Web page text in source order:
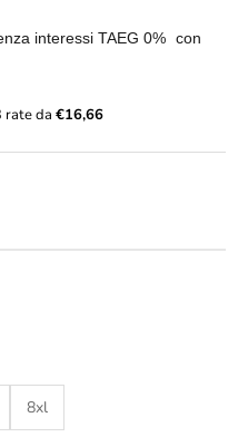
interessi TAEG 0% con
rate da €16,66
8xl